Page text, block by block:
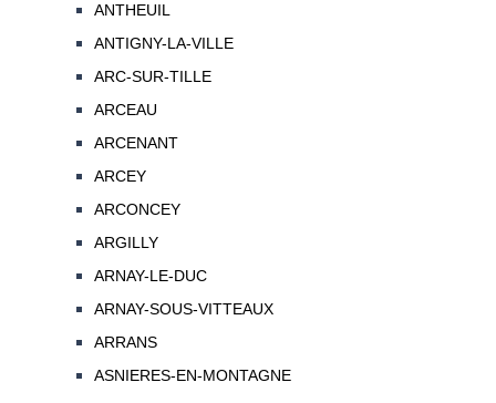
ANTHEUIL
ANTIGNY-LA-VILLE
ARC-SUR-TILLE
ARCEAU
ARCENANT
ARCEY
ARCONCEY
ARGILLY
ARNAY-LE-DUC
ARNAY-SOUS-VITTEAUX
ARRANS
ASNIERES-EN-MONTAGNE